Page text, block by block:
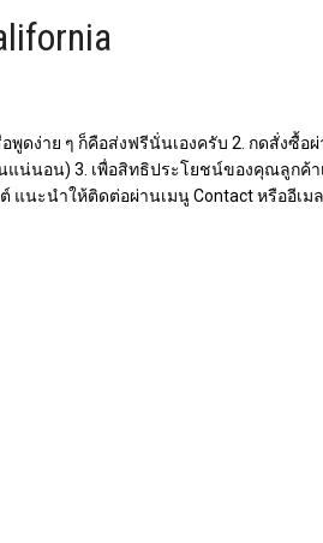
ดง่าย ๆ ก็คือส่งฟรีนั่นเองครับ 2. กดสั่งซื้
น่นอน) 3. เพื่อสิทธิประโยชน์ของคุณลูกค้
นะนำให้ติดต่อผ่านเมนู Contact หรืออีเ